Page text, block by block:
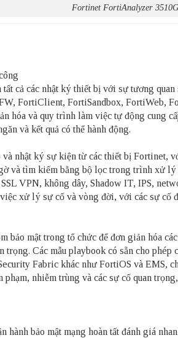
Fortinet FortiAnalyzer
cả các nhật ký thiết bị với sự tương
FortiClient, FortiSandbox, FortiWeb,
hóa và quy trình làm việc tự động cung
và kết quả có thể hành động.
và nhật ký sự kiện từ các thiết bị
và tìm kiếm bằng bộ lọc trong trình xử
VPN, không dây, Shadow IT, IPS,
xử lý sự cố và vòng đời, với các sự
bảo mật trong tổ chức để đơn giản hóa
trọng. Các mẫu playbook có sẵn cho
Fabric khác như FortiOS và EMS,
nhiễm trùng và các sự cố quan
bảo mật mạng hoàn tất đánh giá